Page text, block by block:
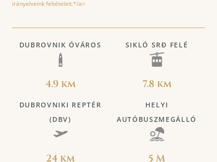
irányelveink feltételeit.*/a>
DUBROVNIK ÓVÁROS
4.9 km
SIKLÓ SRĐ FELÉ
7.8 km
DUBROVNIKI REPTÉR
(DBV)
24 km
HELYI
AUTÓBUSZMEGÁLLÓ
5 M